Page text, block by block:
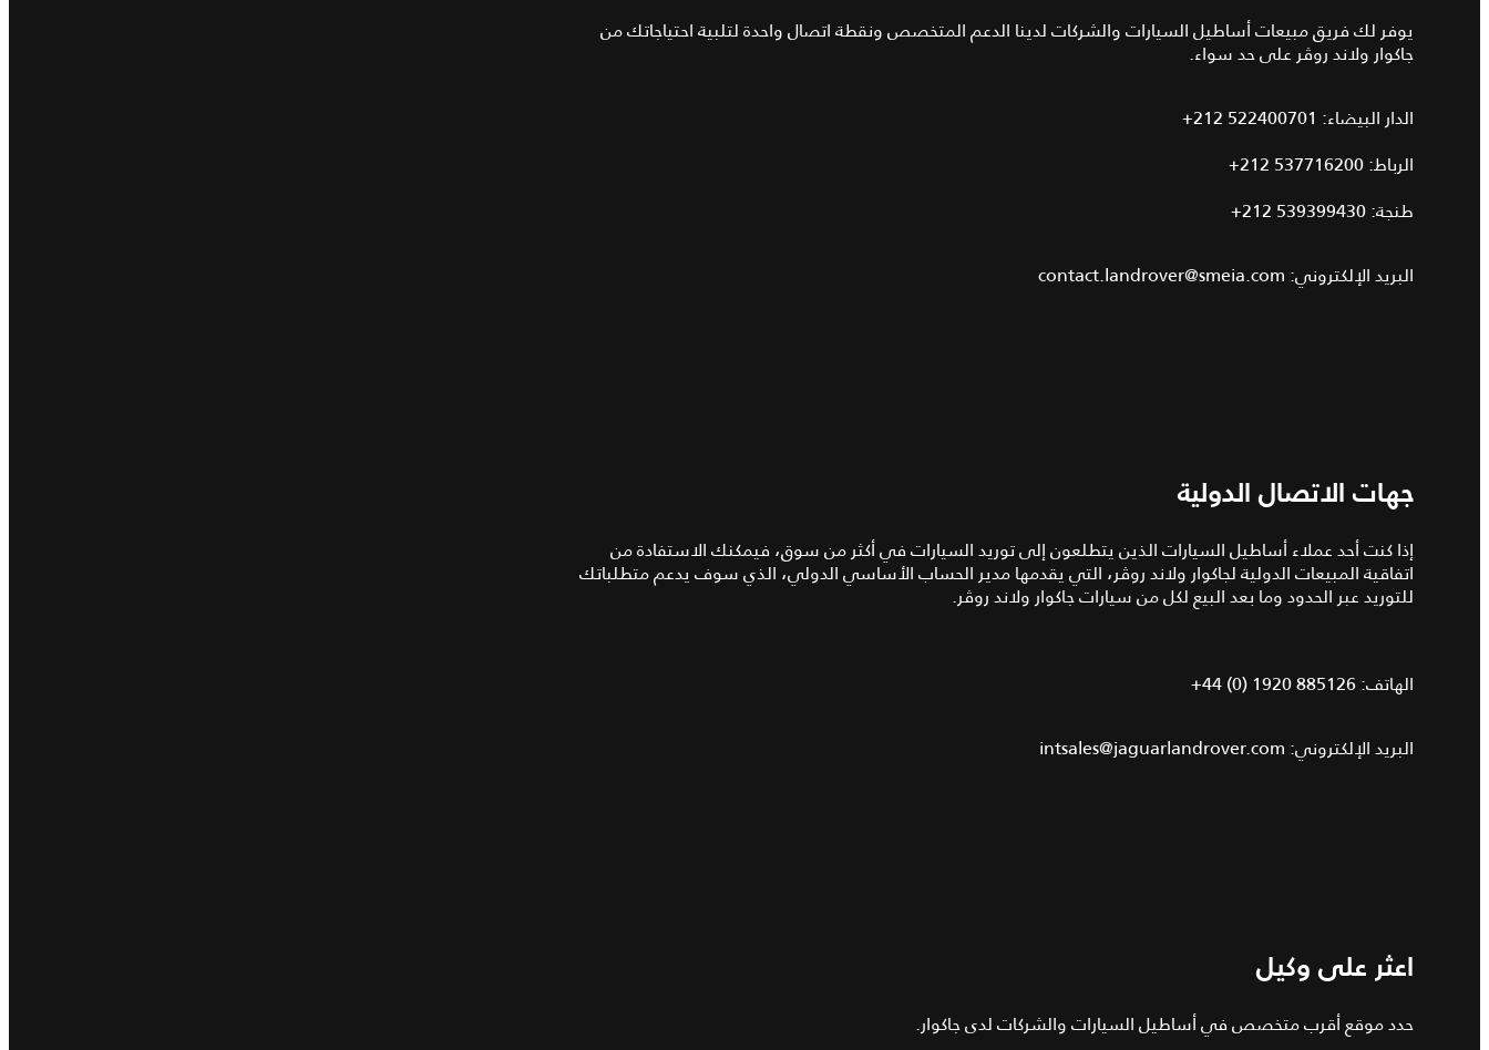
يوفر لك فريق مبيعات أساطيل السيارات والشركات لدينا الدعم المتخصص ونقطة اتصال واحدة لتلبية احتياجاتك من
جاكوار ولاند روڤر على حد سواء.
الدار البيضاء: +212 522400701
الرباط‎: +212 537716200
طنجة: +212 539399430
البريد الإلكتروني: contact.landrover@smeia.com
جهات الاتصال الدولية
إذا كنت أحد عملاء أساطيل السيارات الذين يتطلعون إلى توريد السيارات في أكثر من سوق، فيمكنك الاستفادة من
اتفاقية المبيعات الدولية لجاكوار ولاند روڤر، التي يقدمها مدير الحساب الأساسي الدولي، الذي سوف يدعم متطلباتك
للتوريد عبر الحدود وما بعد البيع لكل من سيارات جاكوار ولاند روڤر.
الهاتف: +44 (0) 1920 885126
البريد الإلكتروني: intsales@jaguarlandrover.com
اعثر على وكيل
حدد موقع أقرب متخصص في أساطيل السيارات والشركات لدى جاكوار.